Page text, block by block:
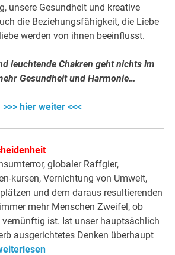
unsere Gesundheit und kreative
die Beziehungsfähigkeit, die Liebe
werden von ihnen beeinflusst.
leuchtende Chakren geht nichts im
Gesundheit und Harmonie…
>>> hier weiter <<<
globaler Raffgier,
kursen, Vernichtung von Umwelt,
und dem daraus resultierenden
mehr Menschen Zweifel, ob
vernünftig ist. Ist unser hauptsächlich
ausgerichtetes Denken überhaupt